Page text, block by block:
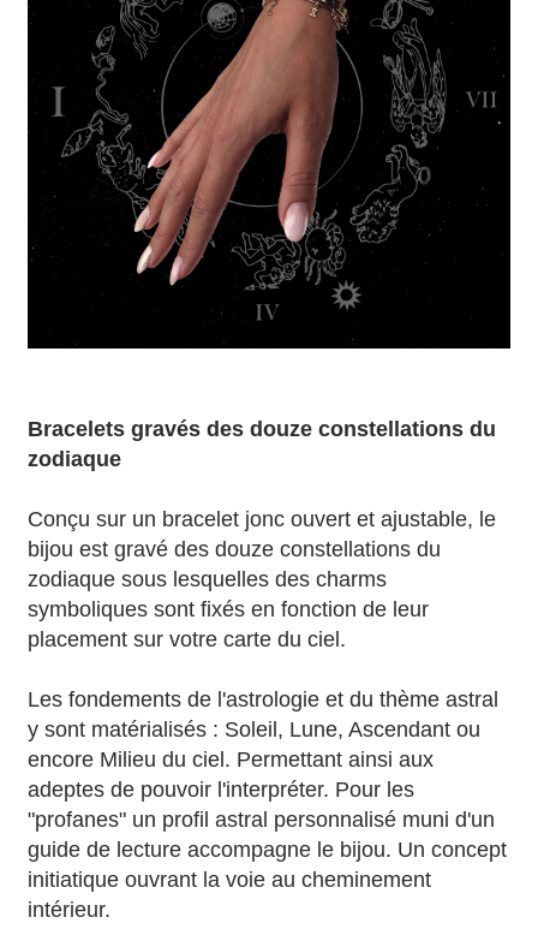
Bracelets gravés des douze constellations du
zodiaque
Conçu sur un bracelet jonc ouvert et ajustable, le
bijou est gravé des douze constellations du
zodiaque sous lesquelles des charms
symboliques sont fixés en fonction de leur
placement sur votre carte du ciel.
Les fondements de l'astrologie et du thème astral
y sont matérialisés : Soleil, Lune, Ascendant ou
encore Milieu du ciel. Permettant ainsi aux
adeptes de pouvoir l'interpréter. Pour les
"profanes" un profil astral personnalisé muni d'un
guide de lecture accompagne le bijou. Un concept
initiatique ouvrant la voie au cheminement
intérieur.